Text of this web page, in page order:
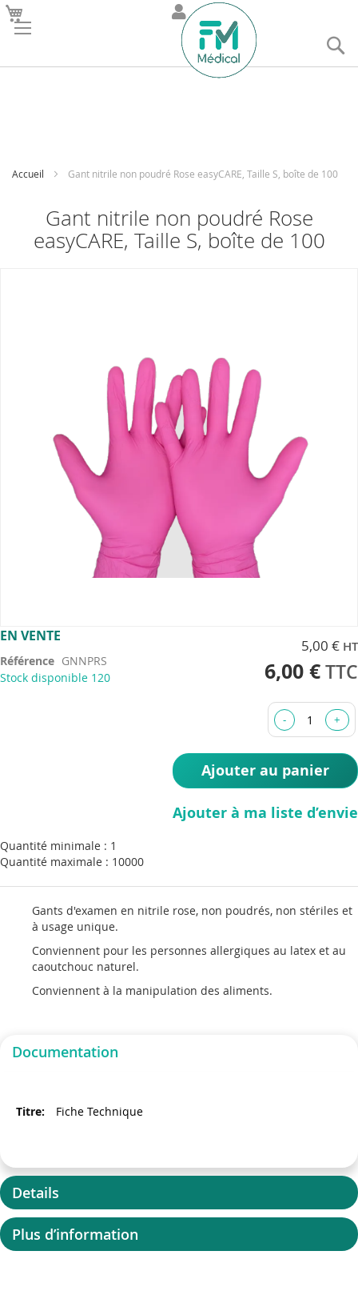
Accueil Gant nitrile non poudré Rose easyCARE, Taille S, boîte de 100
Gant nitrile non poudré Rose
easyCARE, Taille S, boîte de 100
EN VENTE
Référence GNNPRS
Stock disponible 120
5,00 €
6,00 €
Ajouter au panier
Ajouter à ma liste d’envie
Quantité minimale : 1
Quantité maximale : 10000
Gants d'examen en nitrile rose, non poudrés, non stériles et
à usage unique.
Conviennent pour les personnes allergiques au latex et au
caoutchouc naturel.
Conviennent à la manipulation des aliments.
Skip
the
beginning
Documentation
Fiche Technique
Details
Plus d’information